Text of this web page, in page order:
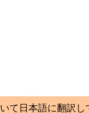
て日本語に翻訳